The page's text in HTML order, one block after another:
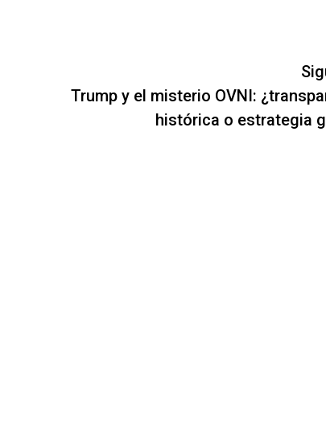
Trump y el misterio OVNI:
histórica o estrategia